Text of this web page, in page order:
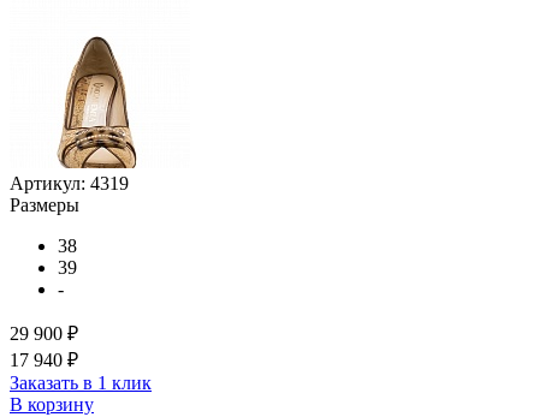
Артикул: 4319
Размеры
38
39
-
29 900 ₽
17 940 ₽
Заказать в 1 клик
В корзину